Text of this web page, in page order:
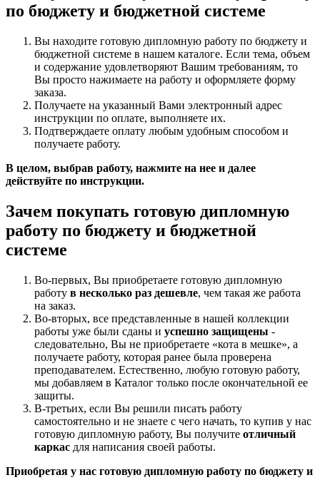
по бюджету и бюджетной системе
Вы находите готовую дипломную работу по бюджету и
бюджетной системе в нашем каталоге. Если тема, объем
и содержание удовлетворяют Вашим требованиям, то
Вы просто нажимаете на работу и оформляете форму
заказа.
Получаете на указанный Вами электронный адрес
инструкции по оплате, выполняете их.
Подтверждаете оплату любым удобным способом и
получаете работу.
В целом, выбрав работу, нажмите на нее и далее
действуйте по инструкции.
Зачем покупать готовую дипломную
работу по бюджету и бюджетной
системе
Во-первых, Вы приобретаете готовую дипломную
работу в несколько раз дешевле, чем такая же работа
на заказ.
Во-вторых, все представленные в нашей коллекции
работы уже были сданы и успешно защищены -
следовательно, Вы не приобретаете «кота в мешке», а
получаете работу, которая ранее была проверена
преподавателем. Естественно, любую готовую работу,
мы добавляем в Каталог только после окончательной ее
защиты.
В-третьих, если Вы решили писать работу
самостоятельно и не знаете с чего начать, то купив у нас
готовую дипломную работу, Вы получите отличный
каркас для написания своей работы.
Приобретая у нас готовую дипломную работу по бюджету и